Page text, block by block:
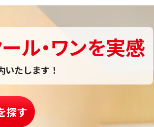
ル・ワンを実感
たします！
探す